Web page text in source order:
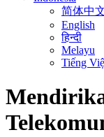
简体中
English
हिन्दी
Melayu
Tiếng